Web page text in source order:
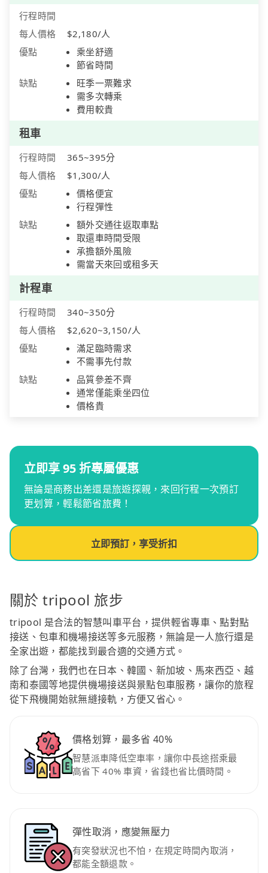
行程時間
每人價格
$2,180/人
優點
乘坐舒適
節省時間
缺點
旺季一票難求
需多次轉乘
費用較貴
租車
行程時間
365~395分
每人價格
$1,300/人
優點
價格便宜
行程彈性
缺點
額外交通往返取車點
取還車時間受限
承擔額外風險
需當天來回或租多天
計程車
行程時間
340~350分
每人價格
$2,620~3,150/人
優點
滿足臨時需求
不需事先付款
缺點
品質參差不齊
通常僅能乘坐四位
價格貴
立即享 95 折專屬優惠
無論是商務出差還是旅遊探親，來回行程一次預訂
更划算，輕鬆節省旅費！
立即預訂，享受折扣
關於 tripool 旅步
tripool 是合法的智慧叫車平台，提供輕省專車、點對點
接送、包車和機場接送等多元服務，無論是一人旅行還是
全家出遊，都能找到最合適的交通方式。
除了台灣，我們也在日本、韓國、新加坡、馬來西亞、越
南和泰國等地提供機場接送與景點包車服務，讓你的旅程
從下飛機開始就無縫接軌，方便又省心。
價格划算，最多省 40%
智慧派車降低空車率，讓你中長途搭乘最
高省下 40% 車資，省錢也省比價時間。
彈性取消，應變無壓力
有突發狀況也不怕，在規定時間內取消，
都能全額退款。